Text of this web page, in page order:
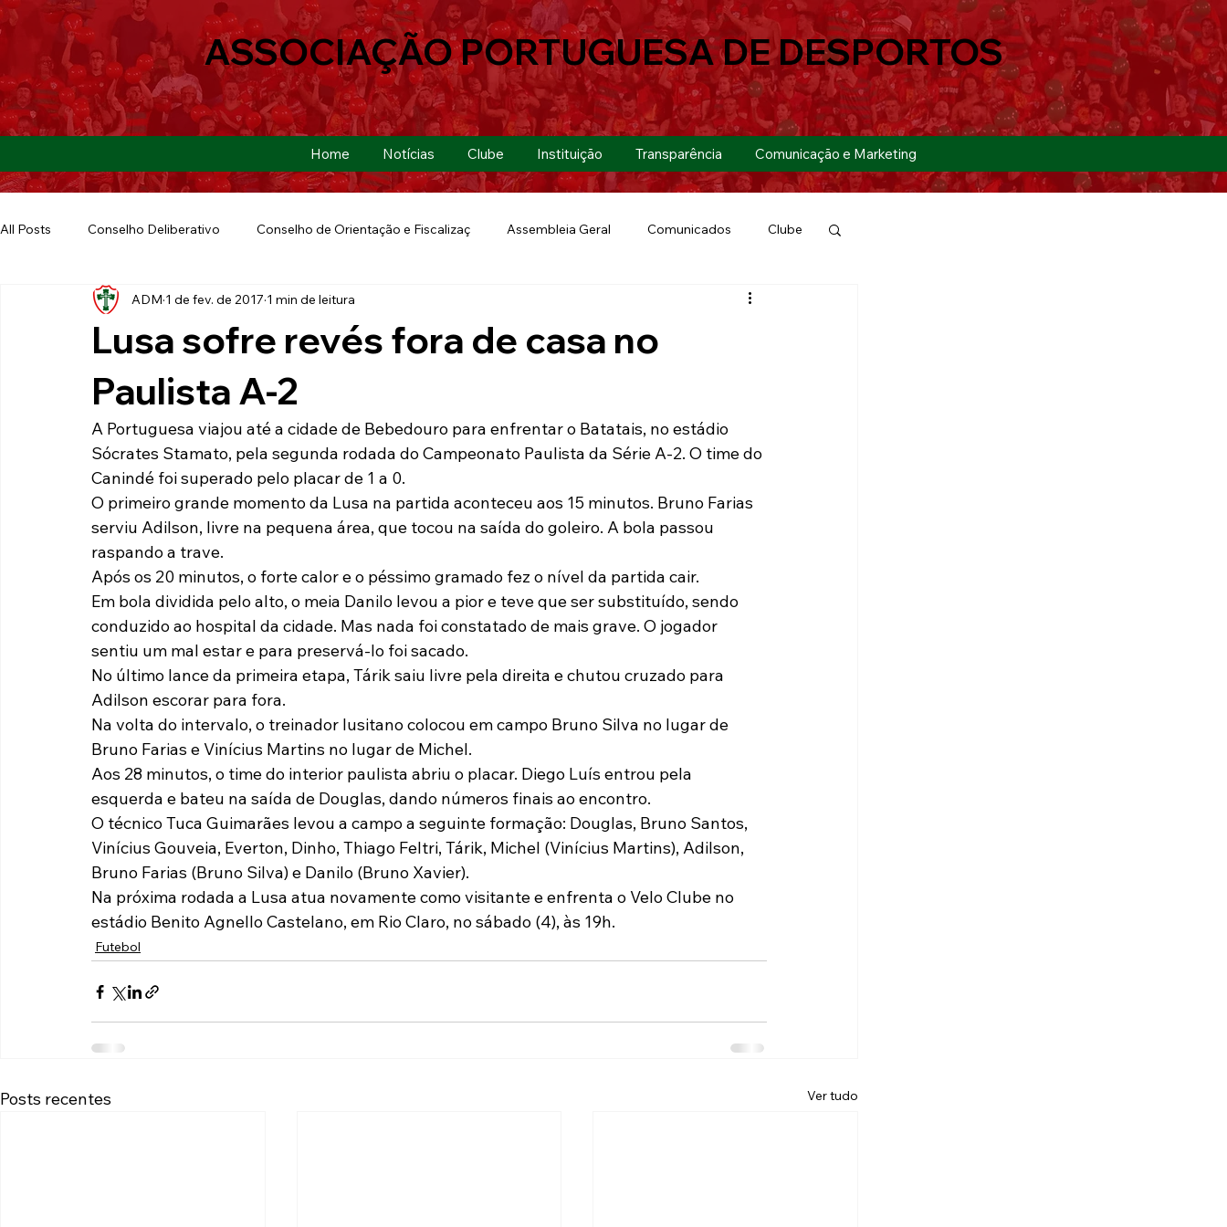
Home Notícias Clube Instituição Transparência Comunicação e Marketing
ASSOCIAÇÃO PORTUGUESA DE DESPORTOS
All Posts Conselho Deliberativo Conselho de Orientação e Fiscalizaç Assembleia Geral Comunicados Clube
Ação Social Futebol Americano Copa São Paulo
Futebol de Base Futebol de Quintal
Paulista A2 2019 Portuguesas pelo Brasil Ouvidoria Modalidades Marketing Sócio-Torcedor
Tabelas Recuperação Judicial
Lusa sofre revés fora de casa no
Paulista A-2
ADM 1 de fev. de 2017 1 min de leitura
A Portuguesa viajou até a cidade de Bebedouro para enfrentar o Batatais, no estádio
Sócrates Stamato, pela segunda rodada do Campeonato Paulista da Série A-2. O time do
Canindé foi superado pelo placar de 1 a 0.
O primeiro grande momento da Lusa na partida aconteceu aos 15 minutos. Bruno Farias
serviu Adilson, livre na pequena área, que tocou na saída do goleiro. A bola passou
raspando a trave.
Após os 20 minutos, o forte calor e o péssimo gramado fez o nível da partida cair.
Em bola dividida pelo alto, o meia Danilo levou a pior e teve que ser substituído, sendo
conduzido ao hospital da cidade. Mas nada foi constatado de mais grave. O jogador
sentiu um mal estar e para preservá-lo foi sacado.
No último lance da primeira etapa, Tárik saiu livre pela direita e chutou cruzado para
Adilson escorar para fora.
Na volta do intervalo, o treinador lusitano colocou em campo Bruno Silva no lugar de
Bruno Farias e Vinícius Martins no lugar de Michel.
Aos 28 minutos, o time do interior paulista abriu o placar. Diego Luís entrou pela
esquerda e bateu na saída de Douglas, dando números finais ao encontro.
O técnico Tuca Guimarães levou a campo a seguinte formação: Douglas, Bruno Santos,
Vinícius Gouveia, Everton, Dinho, Thiago Feltri, Tárik, Michel (Vinícius Martins), Adilson,
Bruno Farias (Bruno Silva) e Danilo (Bruno Xavier).
Na próxima rodada a Lusa atua novamente como visitante e enfrenta o Velo Clube no
estádio Benito Agnello Castelano, em Rio Claro, no sábado (4), às 19h.
Futebol
Posts recentes Ver tudo